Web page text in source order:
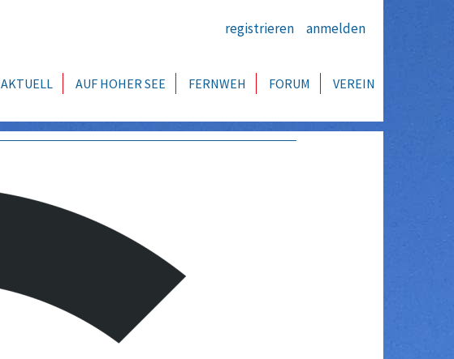
registrieren anmelden
AKTUELL AUF HOHER SEE FERNWEH FORUM VEREIN